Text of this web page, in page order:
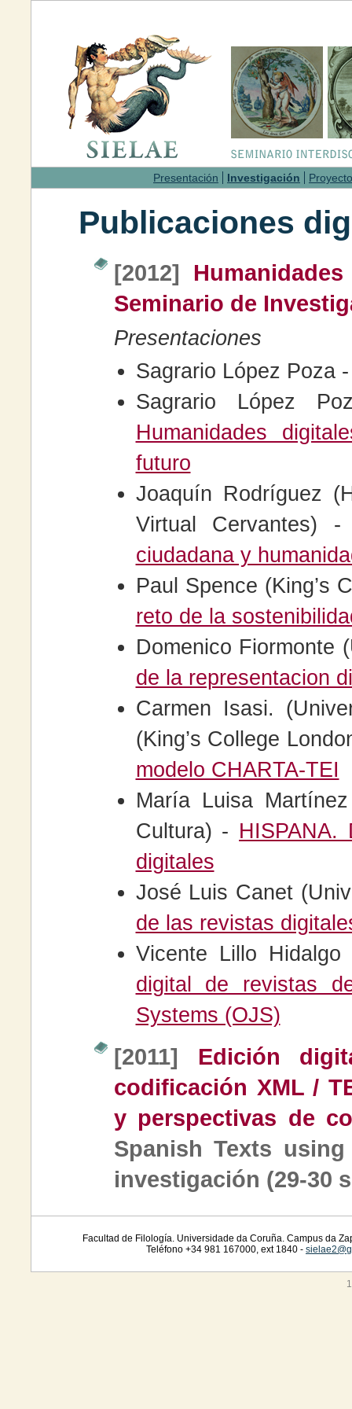
Presentación Investigación
Publicaciones
[2012]
Seminario de
Presentaciones
Sagrario López Poza
Sagrario López
Humanidades
futuro
Joaquín Rodríguez
Virtual Cervantes)
ciudadana y
Paul Spence (King’s
reto de la
Domenico Fiormonte
de la representacion
Carmen Isasi.
(King’s College
modelo CHARTA-TEI
María Luisa
Cultura) - HISPANA.
digitales
José Luis Canet
de las revistas
Vicente Lillo
digital de revistas
Systems (OJS)
[2011]
Edición
codificación XML /
y perspectivas de
Spanish Texts
investigación (29-30
Facultad de Filología. Universidade da Coruña. Campus da
Teléfono +34 981 167000, ext 1840 -